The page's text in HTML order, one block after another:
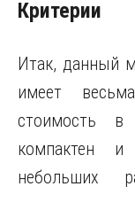
Критерии
Итак, данный
имеет
стоимость
компактен
небольших